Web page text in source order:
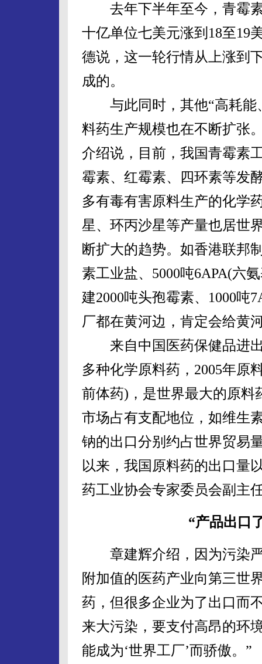
去年下半年至今，青霉素
十亿单位七美元涨到18至19
德说，这一轮行情从上涨到
成的。
与此同时，其他“高耗能
料药生产规模也在不断扩张
介绍说，目前，我国青霉素
霉素、红霉素、四环素等发
多有毒有害原料生产的化学
星、环丙沙星等产量也居世
断扩大的趋势。如香港联邦
素工业盐、5000吨6APA(六
建2000吨头孢霉素、1000吨
厂都在黄河边，肯定会给黄
来自中国医药保健品进出
多种化学原料药，2005年原
前体药)，是世界最大的原料
市场占有支配地位，如维生
钠的出口分别约占世界贸易
以来，我国原料药的出口量
药工业协会专家委员会副主
“产品出口
章建辉介绍，因为污染严
附加值的医药产业向第三世
药，但很多企业为了出口而
来大污染，要支付高昂的环
能成为‘世界工厂’而骄傲。”